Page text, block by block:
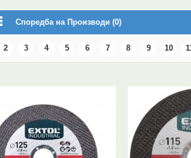
Споредба на Производи (0)
2 3 4 5 6 7 8 9 10